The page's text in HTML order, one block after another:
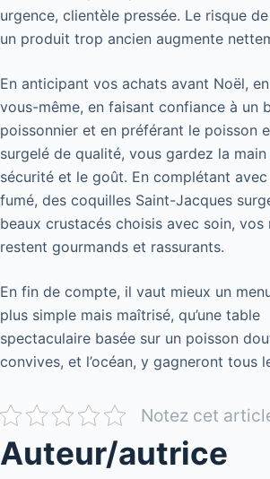
urgence, clientèle pressée. Le risque
un produit trop ancien augmente
En anticipant vos achats avant Noël,
vous-même, en faisant confiance à un
poissonnier et en préférant le poisson
surgelé de qualité, vous gardez la main
sécurité et le goût. En complétant
fumé, des coquilles Saint-Jacques
beaux crustacés choisis avec soin, vos
restent gourmands et rassurants.
En fin de compte, il vaut mieux un
plus simple mais maîtrisé, qu’une table
spectaculaire basée sur un poisson
convives, et l’océan, y gagneront tous
Notez cet
Auteur/autrice